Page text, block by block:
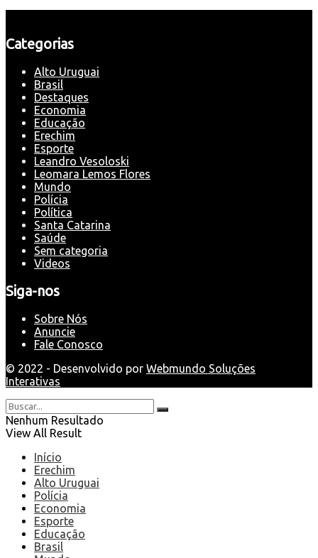
Categorias
Alto Uruguai
Brasil
Destaques
Economia
Educação
Erechim
Esporte
Leandro Vesoloski
Leomara Lemos Flores
Mundo
Polícia
Política
Santa Catarina
Saúde
Sem categoria
Videos
Siga-nos
Sobre Nós
Anuncie
Fale Conosco
© 2022 - Desenvolvido por Webmundo Soluções
Interativas
Nenhum Resultado
View All Result
Início
Erechim
Alto Uruguai
Polícia
Economia
Esporte
Educação
Brasil